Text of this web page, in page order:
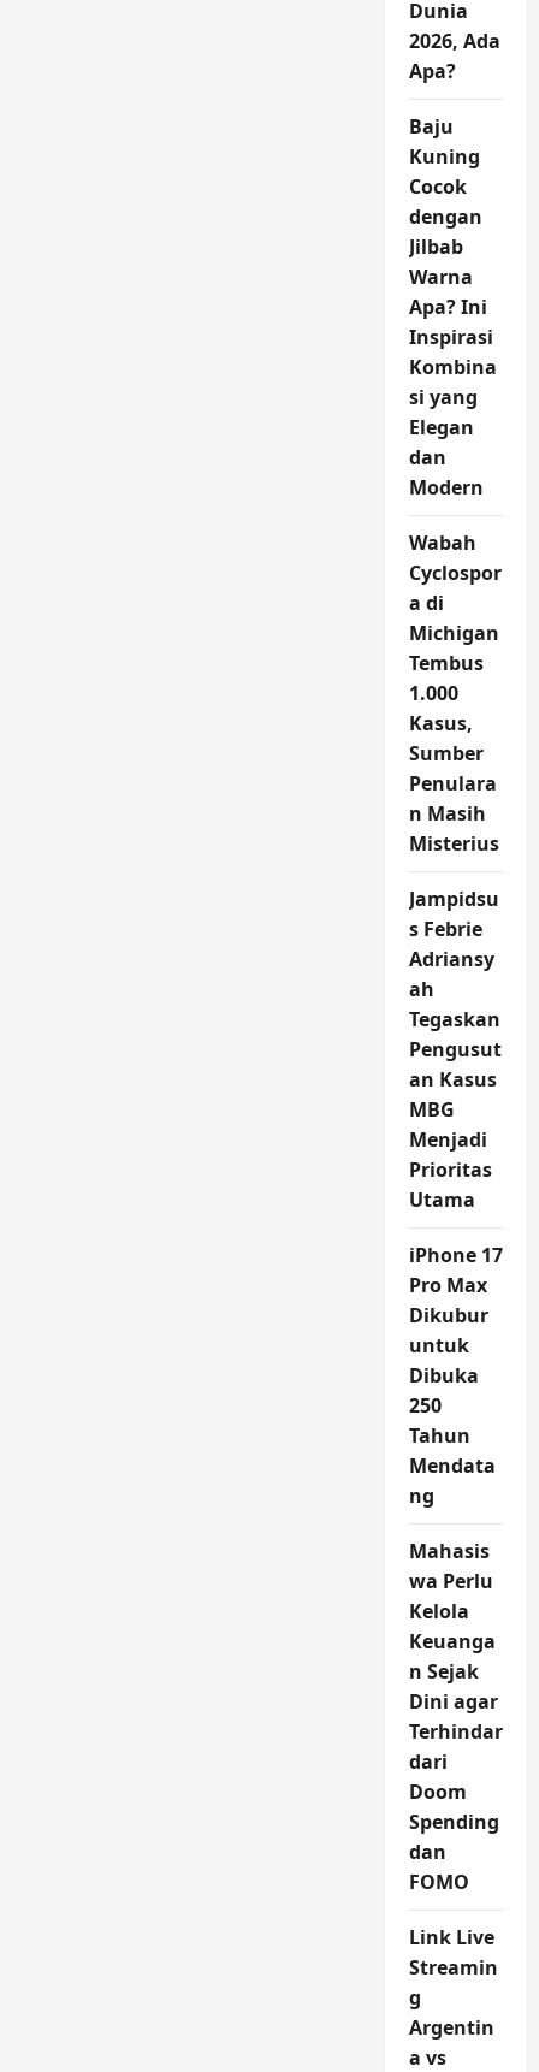
Dunia
2026, Ada
Apa?
Baju
Kuning
Cocok
dengan
Jilbab
Warna
Apa? Ini
Inspirasi
Kombina
si yang
Elegan
dan
Modern
Wabah
Cyclospor
a di
Michigan
Tembus
1.000
Kasus,
Sumber
Penulara
n Masih
Misterius
Jampidsu
s Febrie
Adriansy
ah
Tegaskan
Pengusut
an Kasus
MBG
Menjadi
Prioritas
Utama
iPhone 17
Pro Max
Dikubur
untuk
Dibuka
250
Tahun
Mendata
ng
Mahasis
wa Perlu
Kelola
Keuanga
n Sejak
Dini agar
Terhindar
dari
Doom
Spending
dan
FOMO
Link Live
Streamin
g
Argentin
a vs